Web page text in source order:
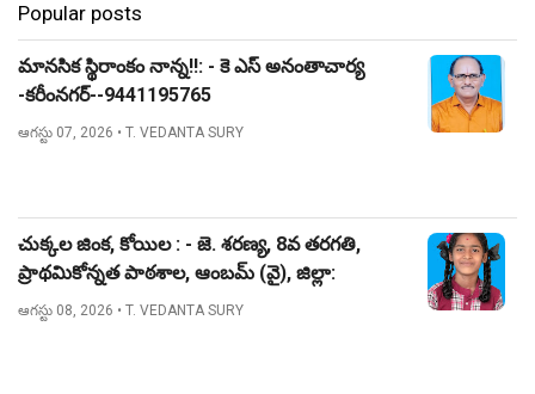
Popular posts
మానసిక స్థిరాంకం నాన్న!!: - కె ఎస్ అనంతాచార్య
-కరీంనగర్--9441195765
ఆగస్టు 07, 2026 • T. VEDANTA SURY
చుక్కల జింక, కోయిల : - జె. శరణ్య, 8వ తరగతి,
ప్రాథమికోన్నత పాఠశాల, ఆంబమ్ (వై), జిల్లా:
నిజామాబాద్.
ఆగస్టు 08, 2026 • T. VEDANTA SURY